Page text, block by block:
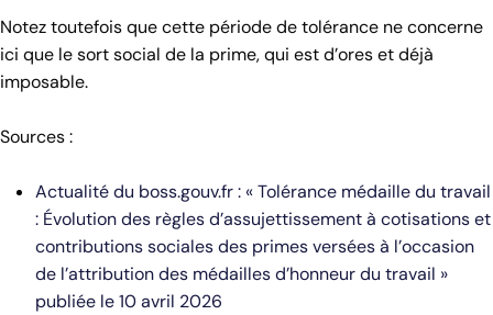
Notez toutefois que cette période de tolérance ne concerne
ici que le sort social de la prime, qui est d’ores et déjà
imposable.
Sources :
Actualité du boss.gouv.fr : « Tolérance médaille du travail
: Évolution des règles d’assujettissement à cotisations et
contributions sociales des primes versées à l’occasion
de l’attribution des médailles d’honneur du travail »
publiée le 10 avril 2026